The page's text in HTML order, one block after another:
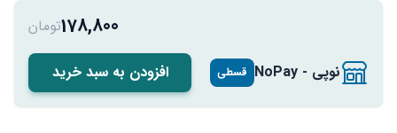
نوپی - NoPay قسطی
178,800تومان
افزودن به سبد خرید